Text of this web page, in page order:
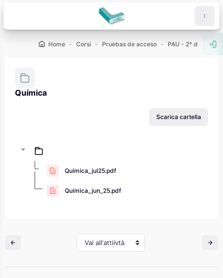
Home Corsi Pruebas de acceso PAU - 2º de
Química
Scarica cartella
Química_jul25.pdf
Quimica_jun_25.pdf
Vai all'attiivtà